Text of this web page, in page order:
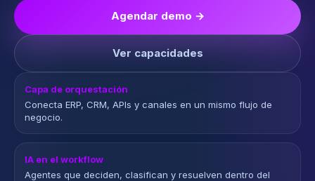
Agendar demo →
Ver capacidades
Capa de orquestación
Conecta ERP, CRM, APIs y canales en un mismo flujo de
negocio.
IA en el workflow
Agentes que deciden, clasifican y resuelven dentro del